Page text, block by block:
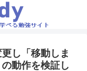
し「移動しま
動作を検証し